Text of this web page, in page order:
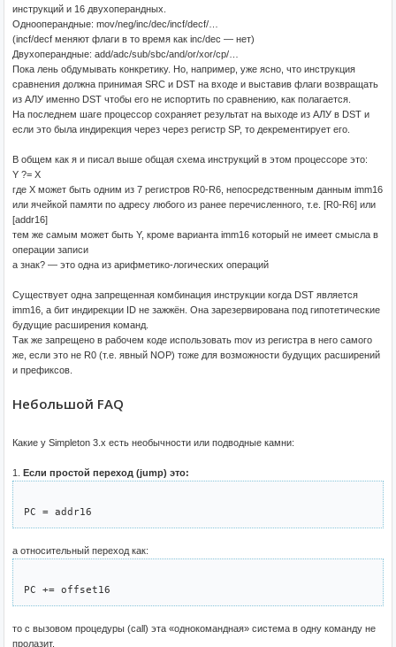
инструкций и 16 двухоперандных.
Однооперандные: mov/neg/inc/dec/incf/decf/…
(incf/decf меняют флаги в то время как inc/dec — нет)
Двухоперандные: add/adc/sub/sbc/and/or/xor/cp/…
Пока лень обдумывать конкретику. Но, например, уже ясно, что инструкция
сравнения должна принимая SRC и DST на входе и выставив флаги возвращать
из АЛУ именно DST чтобы его не испортить по сравнению, как полагается.
На последнем шаге процессор сохраняет результат на выходе из АЛУ в DST и
если это была индирекция через через регистр SP, то декрементирует его.
В общем как я и писал выше общая схема инструкций в этом процессоре это:
Y ?= X
где X может быть одним из 7 регистров R0-R6, непосредственным данным imm16
или ячейкой памяти по адресу любого из ранее перечисленного, т.е. [R0-R6] или
[addr16]
тем же самым может быть Y, кроме варианта imm16 который не имеет смысла в
операции записи
а знак? — это одна из арифметико-логических операций
Существует одна запрещенная комбинация инструкции когда DST является
imm16, а бит индирекции ID не зажжён. Она зарезервирована под гипотетические
будущие расширения команд.
Так же запрещено в рабочем коде использовать mov из регистра в него самого
же, если это не R0 (т.е. явный NOP) тоже для возможности будущих расширений
и префиксов.
Небольшой FAQ
Какие у Simpleton 3.x есть необычности или подводные камни:
1. Если простой переход (jump) это:
а относительный переход как:
то с вызовом процедуры (call) эта «однокомандная» система в одну команду не
пролазит.